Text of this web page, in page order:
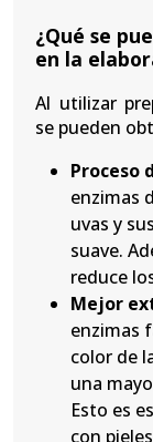
¿Qué se
en la
Al utilizar
se pueden
Proceso
enzimas
uvas y
suave.
reduce
Mejor
enzimas
color de
una
Esto es
con